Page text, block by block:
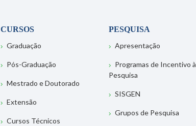
CURSOS
Graduação
Pós-Graduação
Mestrado e Doutorado
Extensão
Cursos Técnicos
PESQUISA
Apresentação
Programas de Incentivo à
Pesquisa
SISGEN
Grupos de Pesquisa